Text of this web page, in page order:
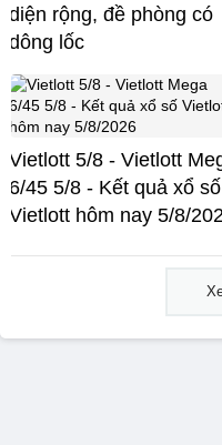
diện rộng, đề phòng có
dông lốc
Vietlott 5/8 - Vietlott
6/45 5/8 - Kết quả xổ số
Vietlott hôm nay 5/8/